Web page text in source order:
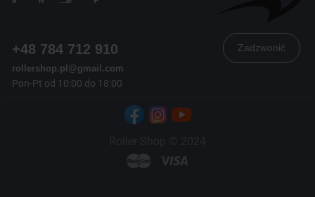
+48 784 712 910
rollershop.pl@gmail.com
Pon-Pt od 10:00 do 18:00
Zadzwonić